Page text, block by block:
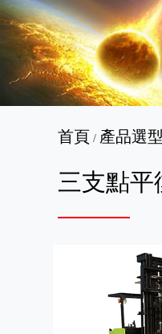
首頁 / 產品選型
三支點平